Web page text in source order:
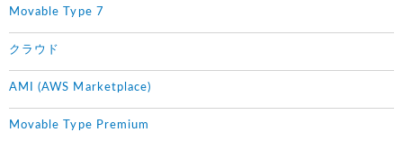
Movable Type 7
クラウド
AMI (AWS Marketplace)
Movable Type Premium